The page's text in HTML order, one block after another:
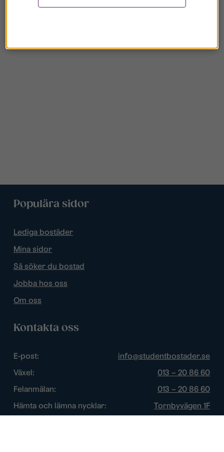
Populära sidor
Lediga bostäder
Mina sidor
Så söker du bostad
Jobba hos oss
Om oss
Kontakta oss
E-post:
info@studentbostader.se
Växel:
013 – 20 86 60
Felanmälan:
013 – 20 86 60
Hämta och lämna nycklar:
Tornbyvägen 1F